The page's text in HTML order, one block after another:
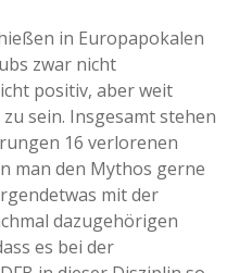
in Europapokalen
zwar nicht
positiv, aber weit
sein. Insgesamt stehen
16 verlorenen
man den Mythos gerne
mit der
dazugehörigen
es bei der